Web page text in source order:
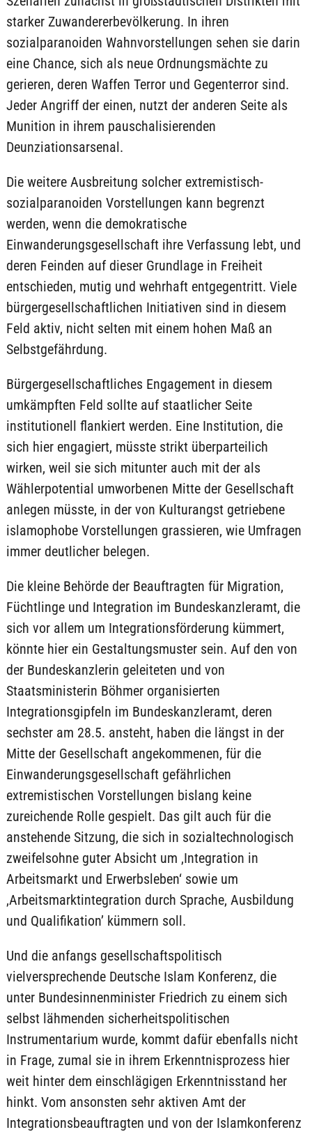
starker Zuwandererbevölkerung. In ihren
sozialparanoiden Wahnvorstellungen sehen sie darin
eine Chance, sich als neue Ordnungsmächte zu
gerieren, deren Waffen Terror und Gegenterror sind.
Jeder Angriff der einen, nutzt der anderen Seite als
Munition in ihrem pauschalisierenden
Deunziationsarsenal.
Die weitere Ausbreitung solcher extremistisch-
sozialparanoiden Vorstellungen kann begrenzt
werden, wenn die demokratische
Einwanderungsgesellschaft ihre Verfassung lebt, und
deren Feinden auf dieser Grundlage in Freiheit
entschieden, mutig und wehrhaft entgegentritt. Viele
bürgergesellschaftlichen Initiativen sind in diesem
Feld aktiv, nicht selten mit einem hohen Maß an
Selbstgefährdung.
Bürgergesellschaftliches Engagement in diesem
umkämpften Feld sollte auf staatlicher Seite
institutionell flankiert werden. Eine Institution, die
sich hier engagiert, müsste strikt überparteilich
wirken, weil sie sich mitunter auch mit der als
Wählerpotential umworbenen Mitte der Gesellschaft
anlegen müsste, in der von Kulturangst getriebene
islamophobe Vorstellungen grassieren, wie Umfragen
immer deutlicher belegen.
Die kleine Behörde der Beauftragten für Migration,
Füchtlinge und Integration im Bundeskanzleramt, die
sich vor allem um Integrationsförderung kümmert,
könnte hier ein Gestaltungsmuster sein. Auf den von
der Bundeskanzlerin geleiteten und von
Staatsministerin Böhmer organisierten
Integrationsgipfeln im Bundeskanzleramt, deren
sechster am 28.5. ansteht, haben die längst in der
Mitte der Gesellschaft angekommenen, für die
Einwanderungsgesellschaft gefährlichen
extremistischen Vorstellungen bislang keine
zureichende Rolle gespielt. Das gilt auch für die
anstehende Sitzung, die sich in sozialtechnologisch
zweifelsohne guter Absicht um ‚Integration in
Arbeitsmarkt und Erwerbsleben‘ sowie um
‚Arbeitsmarktintegration durch Sprache, Ausbildung
und Qualifikation’ kümmern soll.
Und die anfangs gesellschaftspolitisch
vielversprechende Deutsche Islam Konferenz, die
unter Bundesinnenminister Friedrich zu einem sich
selbst lähmenden sicherheitspolitischen
Instrumentarium wurde, kommt dafür ebenfalls nicht
in Frage, zumal sie in ihrem Erkenntnisprozess hier
weit hinter dem einschlägigen Erkenntnisstand her
hinkt. Vom ansonsten sehr aktiven Amt der
Integrationsbeauftragten und von der Islamkonferenz